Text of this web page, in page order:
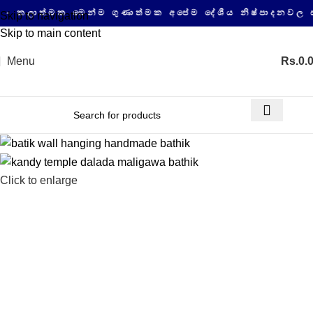
Skip to navigation
Skip to main content
මෙන්ම ගුණාත්මක අපේම දේශීය නිෂ්පාදනවල සයිබර්
Menu Rs.
Click to enlarge